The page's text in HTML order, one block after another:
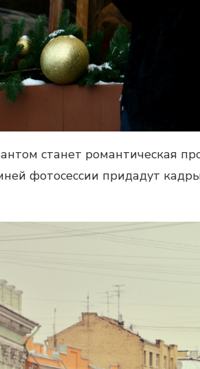
станет романтическая
фотосессии придадут